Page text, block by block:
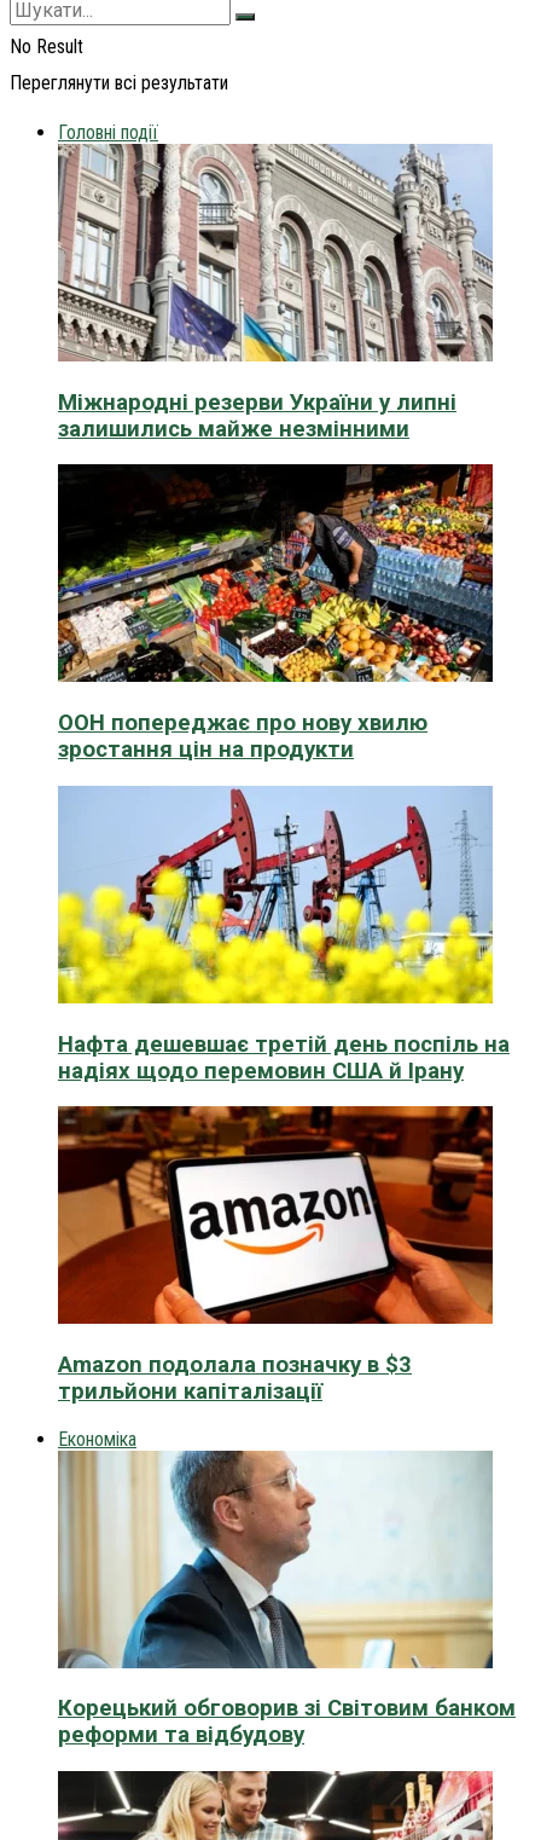
No Result
Переглянути всі результати
Головні події
Міжнародні резерви України у липні
залишились майже незмінними
ООН попереджає про нову хвилю
зростання цін на продукти
Нафта дешевшає третій день поспіль на
надіях щодо перемовин США й Ірану
Amazon подолала позначку в $3
трильйони капіталізації
Економіка
Корецький обговорив зі Світовим банком
реформи та відбудову